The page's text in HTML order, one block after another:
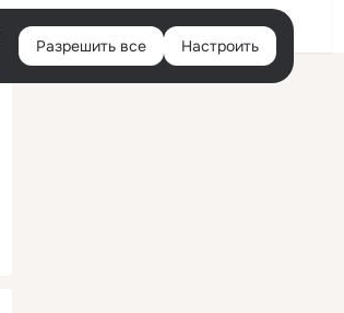
Войти
Разрешить все Настроить